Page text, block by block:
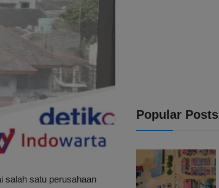
salah satu perusahaan
Popular Posts